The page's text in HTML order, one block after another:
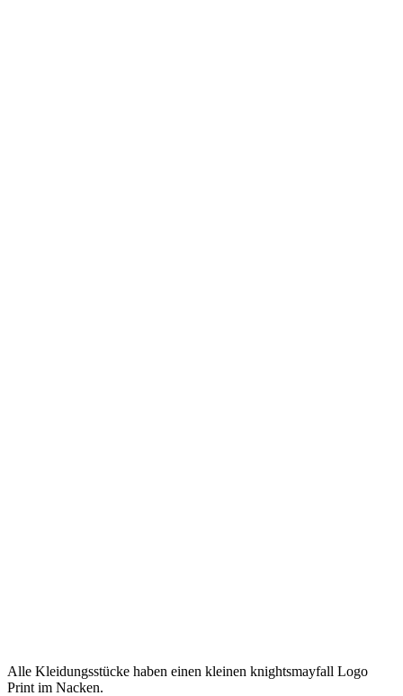
Alle Kleidungsstücke haben einen kleinen knightsmayfall Logo
Print im Nacken.